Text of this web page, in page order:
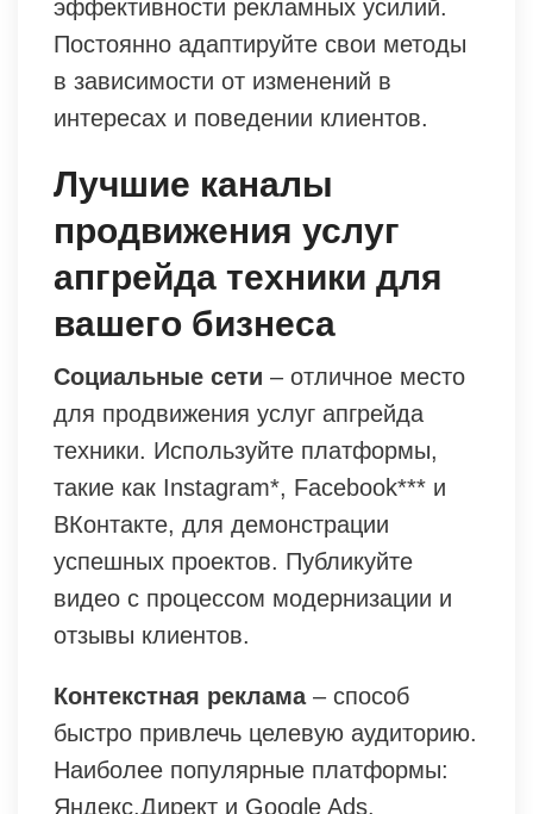
эффективности рекламных усилий.
Постоянно адаптируйте свои методы
в зависимости от изменений в
интересах и поведении клиентов.
Лучшие каналы
продвижения услуг
апгрейда техники для
вашего бизнеса
Социальные сети – отличное место
для продвижения услуг апгрейда
техники. Используйте платформы,
такие как Instagram*, Facebook*** и
ВКонтакте, для демонстрации
успешных проектов. Публикуйте
видео с процессом модернизации и
отзывы клиентов.
Контекстная реклама– способ
быстро привлечь целевую аудиторию.
Наиболее популярные платформы:
Яндекс.Директ и Google Ads.